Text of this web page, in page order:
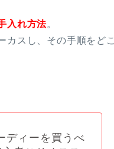
入れ方法。
カスし、その手順をどこ
ディーを買うべ